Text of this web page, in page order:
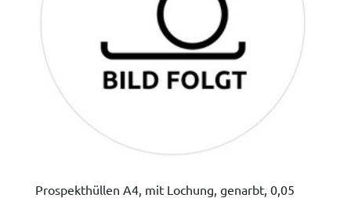
Prospekthüllen A4, mit Lochung, genarbt, 0,05